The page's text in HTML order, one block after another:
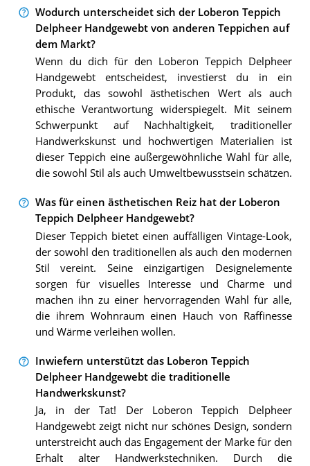
Wodurch unterscheidet sich der Loberon Teppich
Delpheer Handgewebt von anderen Teppichen auf
dem Markt?
Wenn du dich für den Loberon Teppich Delpheer
Handgewebt entscheidest, investierst du in ein
Produkt, das sowohl ästhetischen Wert als auch
ethische Verantwortung widerspiegelt. Mit seinem
Schwerpunkt auf Nachhaltigkeit, traditioneller
Handwerkskunst und hochwertigen Materialien ist
dieser Teppich eine außergewöhnliche Wahl für alle,
die sowohl Stil als auch Umweltbewusstsein schätzen.
Was für einen ästhetischen Reiz hat der Loberon
Teppich Delpheer Handgewebt?
Dieser Teppich bietet einen auffälligen Vintage-Look,
der sowohl den traditionellen als auch den modernen
Stil vereint. Seine einzigartigen Designelemente
sorgen für visuelles Interesse und Charme und
machen ihn zu einer hervorragenden Wahl für alle,
die ihrem Wohnraum einen Hauch von Raffinesse
und Wärme verleihen wollen.
Inwiefern unterstützt das Loberon Teppich
Delpheer Handgewebt die traditionelle
Handwerkskunst?
Ja, in der Tat! Der Loberon Teppich Delpheer
Handgewebt zeigt nicht nur schönes Design, sondern
unterstreicht auch das Engagement der Marke für den
Erhalt alter Handwerkstechniken. Durch die